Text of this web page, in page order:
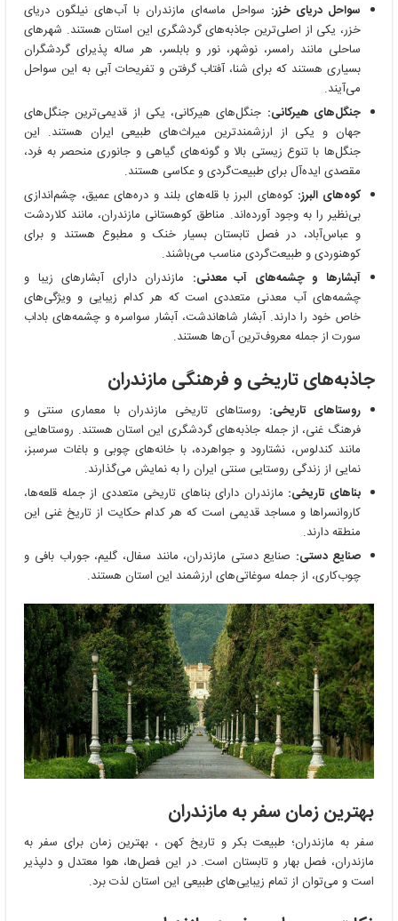
سواحل دریای خزر: سواحل ماسه‌ای مازندران با آب‌های نیلگون دریای
خزر، یکی از اصلی‌ترین جاذبه‌های گردشگری این استان هستند. شهرهای
ساحلی مانند رامسر، نوشهر، نور و بابلسر، هر ساله پذیرای گردشگران
بسیاری هستند که برای شنا، آفتاب گرفتن و تفریحات آبی به این سواحل
می‌آیند.
جنگل‌های هیرکانی: جنگل‌های هیرکانی، یکی از قدیمی‌ترین جنگل‌های
جهان و یکی از ارزشمندترین میراث‌های طبیعی ایران هستند. این
جنگل‌ها با تنوع زیستی بالا و گونه‌های گیاهی و جانوری منحصر به فرد،
مقصدی ایده‌آل برای طبیعت‌گردی و عکاسی هستند.
کوه‌های البرز: کوه‌های البرز با قله‌های بلند و دره‌های عمیق، چشم‌اندازی
بی‌نظیر را به وجود آورده‌اند. مناطق کوهستانی مازندران، مانند کلاردشت
و عباس‌آباد، در فصل تابستان بسیار خنک و مطبوع هستند و برای
کوهنوردی و طبیعت‌گردی مناسب می‌باشند.
آبشارها و چشمه‌های آب معدنی: مازندران دارای آبشارهای زیبا و
چشمه‌های آب معدنی متعددی است که هر کدام زیبایی و ویژگی‌های
خاص خود را دارند. آبشار شاهاندشت، آبشار سواسره و چشمه‌های باداب
سورت از جمله معروف‌ترین آن‌ها هستند.
جاذبه‌های تاریخی و فرهنگی مازندران
روستاهای تاریخی: روستاهای تاریخی مازندران با معماری سنتی و
فرهنگ غنی، از جمله جاذبه‌های گردشگری این استان هستند. روستاهایی
مانند کندلوس، نشتارود و جواهرده، با خانه‌های چوبی و باغات سرسبز،
نمایی از زندگی روستایی سنتی ایران را به نمایش می‌گذارند.
بناهای تاریخی: مازندران دارای بناهای تاریخی متعددی از جمله قلعه‌ها،
کاروانسراها و مساجد قدیمی است که هر کدام حکایت از تاریخ غنی این
منطقه دارند.
صنایع دستی: صنایع دستی مازندران، مانند سفال، گلیم، جوراب بافی و
چوب‌کاری، از جمله سوغاتی‌های ارزشمند این استان هستند.
بهترین زمان سفر به مازندران
سفر به مازندران؛ طبیعت بکر و تاریخ کهن ، بهترین زمان برای سفر به
مازندران، فصل بهار و تابستان است. در این فصل‌ها، هوا معتدل و دلپذیر
است و می‌توان از تمام زیبایی‌های طبیعی این استان لذت برد.